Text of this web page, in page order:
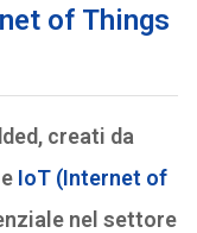
of Things
creati da
IoT (Internet of
nel settore